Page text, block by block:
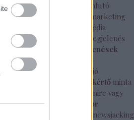
ferenc tér
Londonfutó
multi program
marketing
média
médiahekk
médiamegjelenés
bizottság
média megjelenések
mém
mesterséges
mikulás
milyen a jó
minősített szakértő minta
Mutasd meg Te is mire vagy
nbc stúdió
nemzetközi pr
newsjacking